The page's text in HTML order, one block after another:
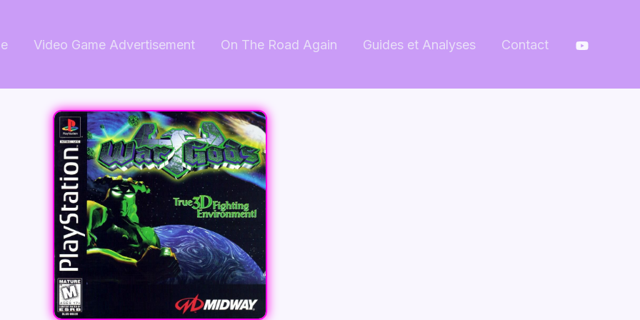
Video Game Advertisement On The Road Again Guides et Analyses Contact